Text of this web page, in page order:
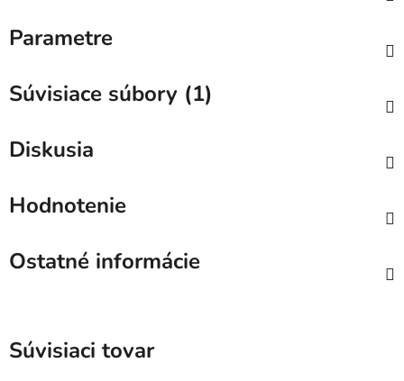
Parametre
Súvisiace súbory (1)
Diskusia
Hodnotenie
Ostatné informácie
Súvisiaci tovar